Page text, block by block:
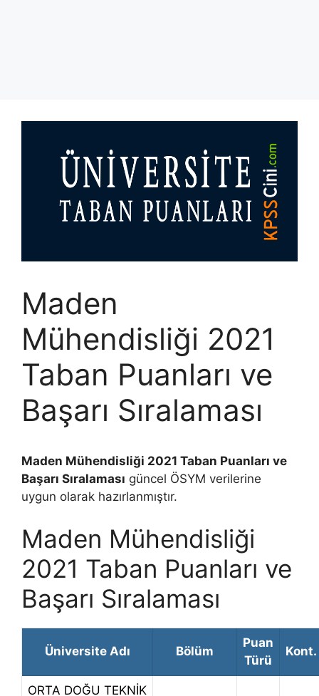
Maden
Mühendisliği 2021
Taban Puanları ve
Başarı Sıralaması
Maden Mühendisliği 2021 Taban Puanları ve
Başarı Sıralaması güncel ÖSYM verilerine
uygun olarak hazırlanmıştır.
Maden Mühendisliği
2021 Taban Puanları ve
Başarı Sıralaması
Üniversite Adı Bölüm
Puan
Türü
Kont.
ORTA DOĞU TEKNİK